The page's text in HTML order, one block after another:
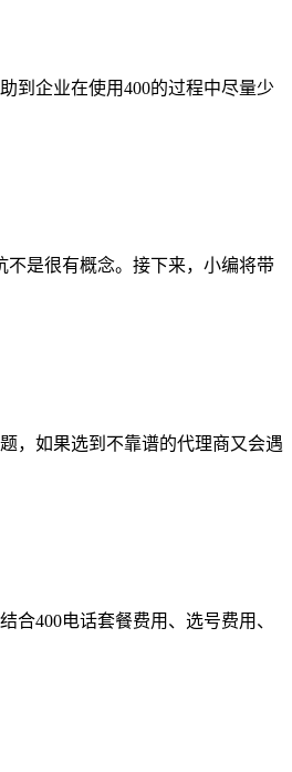
到企业在使用400的过程中尽量少
不是很有概念。接下来，小编将带
，如果选到不靠谱的代理商又会遇
合400电话套餐费用、选号费用、